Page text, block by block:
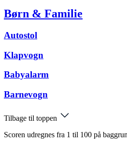
Børn & Familie
Autostol
Klapvogn
Babyalarm
Barnevogn
Tilbage til toppen
Scoren udregnes fra 1 til 100 på